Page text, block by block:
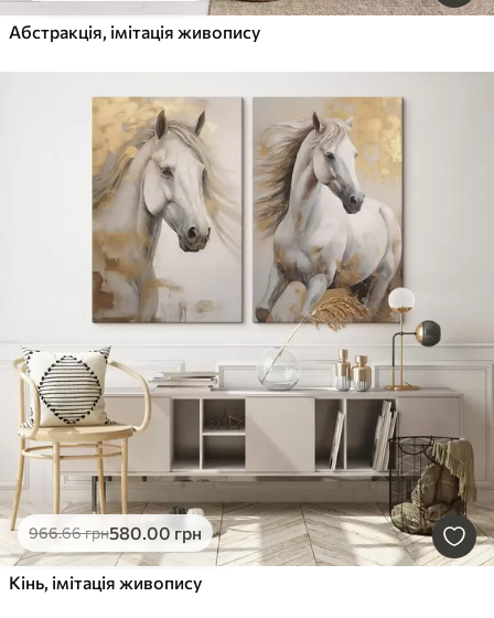
Абстракція, імітація живопису
966.66грн580.00грн
Кінь, імітація живопису